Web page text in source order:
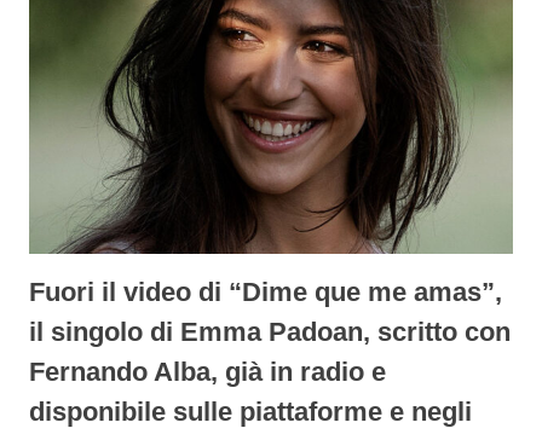
Fuori il video di “Dime que me amas”,
il singolo di Emma Padoan, scritto con
Fernando Alba, già in radio e
disponibile sulle piattaforme e negli